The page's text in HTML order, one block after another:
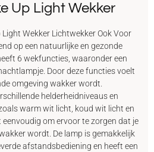
Up Light Wekker
Light Wekker Lichtwekker Ook Voor
op een natuurlijke en gezonde
6 wekfuncties, waaronder een
Door deze functies voelt
omgeving wakker wordt.
helderheidniveaus en
warm wit licht, koud wit licht en
om ervoor te zorgen dat je
wordt. De lamp is gemakkelijk
afstandsbediening en heeft een